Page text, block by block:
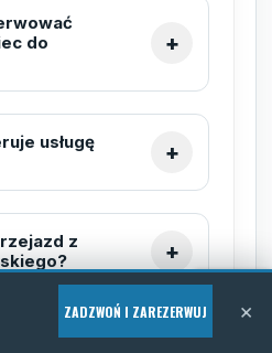
do
usługę
z
zabierają
ZADZWOŃ I ZAREZERWUJ ×